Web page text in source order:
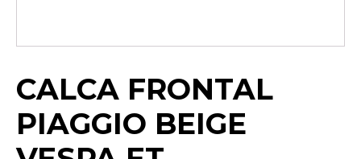
CALCA FRONTAL
PIAGGIO BEIGE